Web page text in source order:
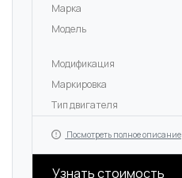
Марка
Модель
Модификация
Маркировка
Тип двигателя
Посмотреть полное описание
Узнать стоимость